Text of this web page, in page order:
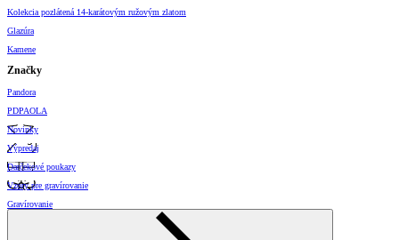
Kolekcia pozlátená 14-karátovým ružovým zlatom
Glazúra
Kamene
Značky
Pandora
PDPAOLA
Novinky
Výpredaj
Darčekové poukazy
Vzory pre gravírovanie
Gravírovanie